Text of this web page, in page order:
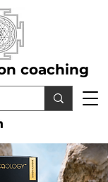
coaching